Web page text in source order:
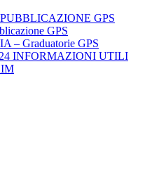
GPS
GPS
– Graduatorie GPS
24 INFORMAZIONI UTILI
IM